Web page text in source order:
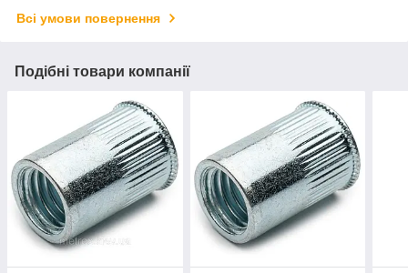
Всі умови повернення
Подібні товари компанії